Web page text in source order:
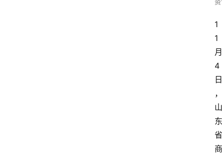
1
1
月
4
日
，
山
东
省
商